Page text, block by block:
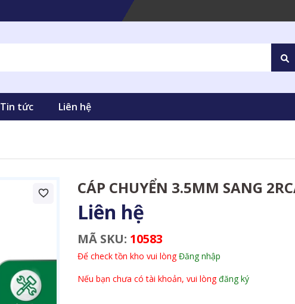
Tin tức Liên hệ
CÁP CHUYỂN 3.5MM SANG
Liên hệ
MÃ SKU: 10583
Để check tồn kho vui lòngĐăng nhập
Nếu bạn chưa có tài khoản, vui lòngđăng ký